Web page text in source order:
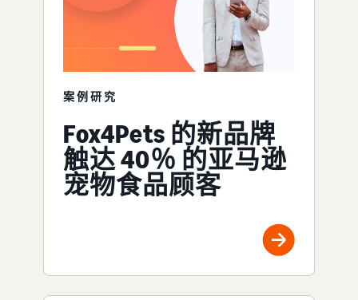
案例研究
Fox4Pets 的新品牌
触达 40％ 的亚马逊
宠物食品顾客